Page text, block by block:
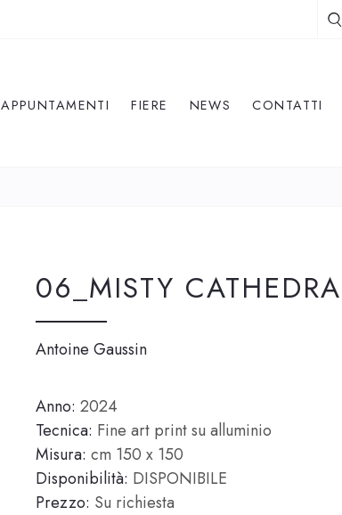
APPUNTAMENTI FIERE NEWS CONTATTI
06_MISTY
Antoine Gaussin
Anno: 2024
Tecnica: Fine art print su alluminio
Misura: cm 150 x 150
Disponibilità: DISPONIBILE
Prezzo: Su richiesta